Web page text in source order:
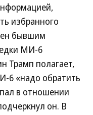
избранного
бывшим
МИ-6
Трамп полагает,
6 «надо обратить
в отношении
он. В